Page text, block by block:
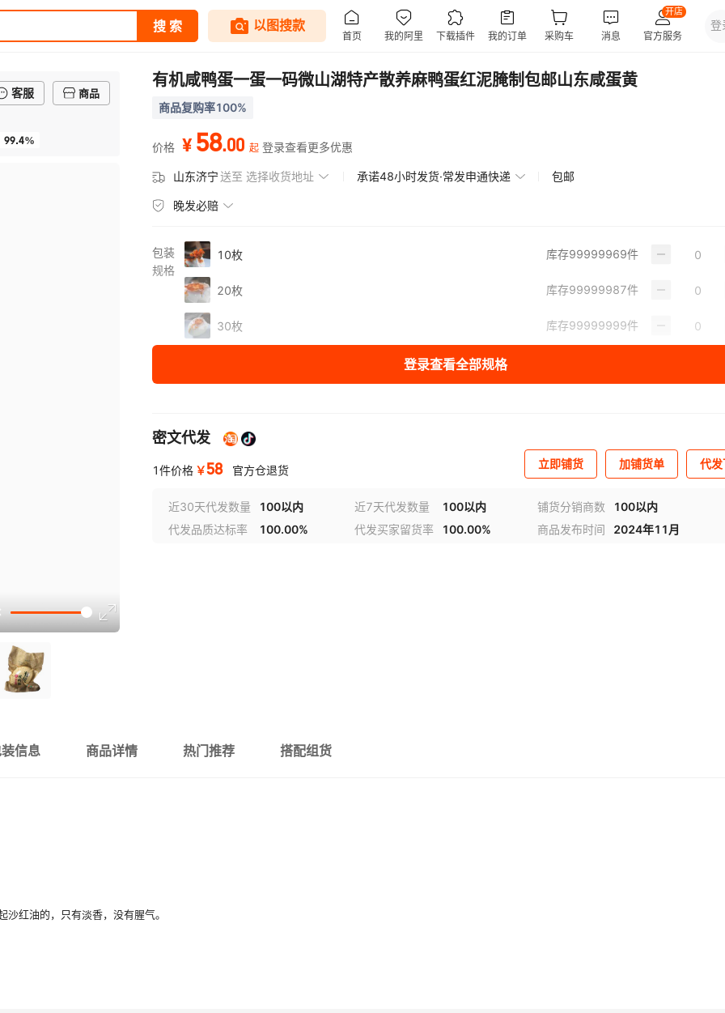
客服 商品
99.4%
有机咸鸭蛋一蛋一码微山湖特产散养麻鸭蛋红泥腌制包邮山东咸蛋黄
商品复购率100%
价格 ¥ 58.00 起 登录查看更多优惠
山东济宁送至 选择收货地址 承诺48小时发货·常发申通快递 包邮
晚发必赔
包装
规格
10枚 库存99999969件
20枚 库存99999987件
30枚 库存99999999件
登录查看全部规格
密文代发
1件价格 ￥58 官方仓退货 立即铺货 加铺货单 代
近30天代发数量 100以内 近7天代发数量 100以内 铺货分销商数
100以内
代发品质达标率
100.00% 代发买家留货率 100.00% 商品发布时间 2024年11月
信息 商品详情 热门推荐 搭配组货
红油的，只有淡香，没有腥气。